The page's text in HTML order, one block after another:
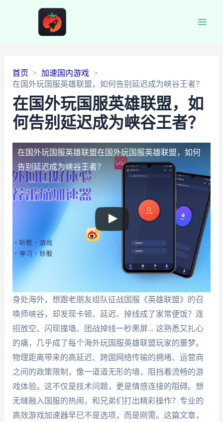
首页
加速国内游戏
在国外玩国服英雄联盟，如何告别延迟成为峡谷王者？
在国外玩国服英雄联盟，如
何告别延迟成为峡谷王者？
在国外玩国服英雄联盟在国外玩国服英雄联盟，如何
告别延迟成为峡谷王者？
身处海外，想跟老朋友组队征战国服《英雄联盟》的召
唤师峡谷，却发现卡顿、延迟、掉线成了家常便饭？连
招放空、闪现撞墙、团战掉线一秒黑屏... 这熟悉又扎心
的痛，几乎成了每个海外玩国服英雄联盟玩家的噩梦。
物理距离带来的高延迟、跨国网络传输的拥堵、运营商
之间的政策限制，像一道道无形的墙，阻挡着流畅的游
戏体验。这不仅是技术问题，更是情感连接的阻碍。想
无缝融入国服的热闹，和兄弟们打出精彩操作？专业的
高效游戏加速器早已不是选项，而是刚需。这篇文章，